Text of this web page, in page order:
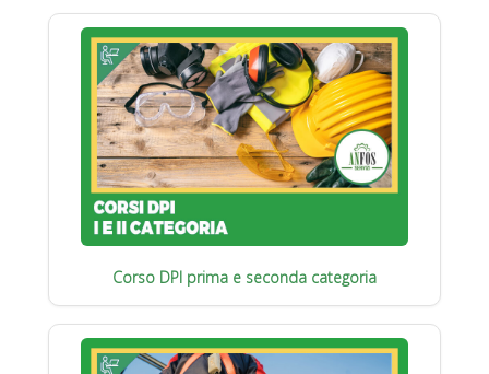
Corso DPI prima e seconda categoria